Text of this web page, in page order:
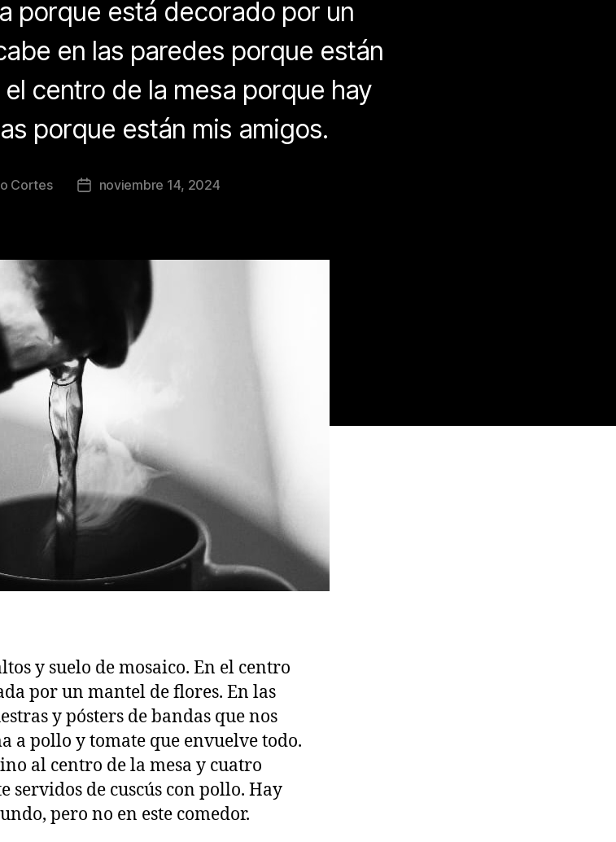
porque está decorado por un
en las paredes porque están
centro de la mesa porque hay
porque están mis amigos.
Cortes
Fechanoviembre 14, 2024
y suelo de mosaico. En el centro
por un mantel de flores. En las
y pósters de bandas que nos
a pollo y tomate que envuelve todo.
al centro de la mesa y cuatro
servidos de cuscús con pollo. Hay
pero no en este comedor.